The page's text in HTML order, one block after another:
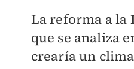
La reforma a la
que se analiza
crearía un